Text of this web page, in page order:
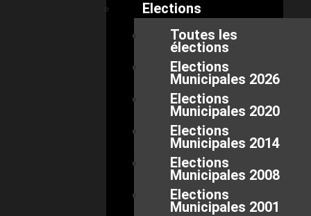
Elections
Toutes les
élections
Elections
Municipales 2026
Elections
Municipales 2020
Elections
Municipales 2014
Elections
Municipales 2008
Elections
Municipales 2001